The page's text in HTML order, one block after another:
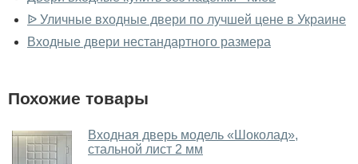
У вас большой магазин?
Помогаете ли вы выбрать двери
Да. Мы консультируем покупателей
ᐉ Уличные входные двери по лучшей цене в Украине
Входные двери нестандартного размера
Похожие товары
Входная дверь модель «Шоколад»,
стальной лист 2 мм